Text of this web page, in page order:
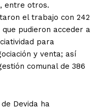
entre otros.
el trabajo con 242
pudieron acceder a
para
y venta; así
comunal de 386
Devida ha